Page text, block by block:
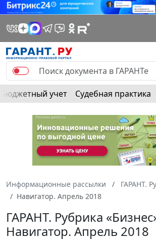
Бюджетный учет Судебная практика
Информационные рассылки
ГАРАНТ.
Навигатор. Апрель 2018
ГАРАНТ. Рубрика
Навигатор. Апрель 2018